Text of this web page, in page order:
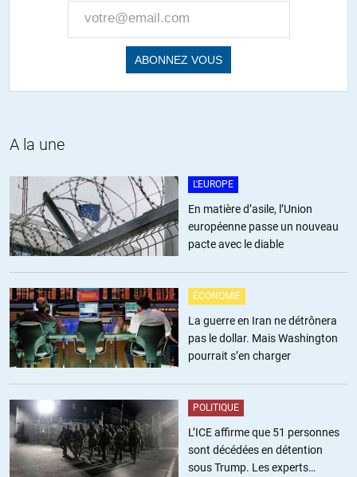
@VVR, merci à vous pour ces infos chronologiques.
ALERTER
La National Library of Medicine (NLM), située sur le campus des
plus grande bibliothèque médicale au monde, rassemblant des
documents et fournissant des informations et des services de
recherche dans tous les domaines de la biomédecine et des soins
de santé
inhibition” pour que le moteur de recherche de la Bibliothèque
nationale de Médecine des États-Unis communique
instantanément les références des études (!) dans lesquelles
figurent ces mots-clés
https://www.ncbi.nlm.nih.gov/pmc/?term=redemsivir
+2 ALERTER
A la une
L'EUROPE
En matière d’asile, l’Union
européenne passe un nouveau
pacte avec le diable
ÉCONOMIE
La guerre en Iran ne détrônera
pas le dollar. Mais Washington
pourrait s’en charger
POLITIQUE
L’ICE affirme que 51 personnes
sont décédées en détention
sous Trump. Les experts